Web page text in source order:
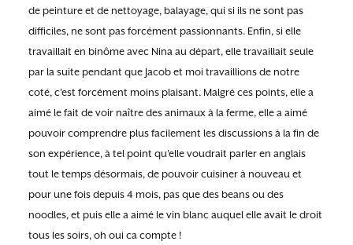
de peinture et de nettoyage, balayage, qui si ils ne sont pas
difficiles, ne sont pas forcément passionnants. Enfin, si elle
travaillait en binôme avec Nina au départ, elle travaillait seule
par la suite pendant que Jacob et moi travaillions de notre
coté, c’est forcément moins plaisant. Malgré ces points, elle a
aimé le fait de voir naître des animaux à la ferme, elle a aimé
pouvoir comprendre plus facilement les discussions à la fin de
son expérience, à tel point qu’elle voudrait parler en anglais
tout le temps désormais, de pouvoir cuisiner à nouveau et
pour une fois depuis 4 mois, pas que des beans ou des
noodles, et puis elle a aimé le vin blanc auquel elle avait le droit
tous les soirs, oh oui ca compte !